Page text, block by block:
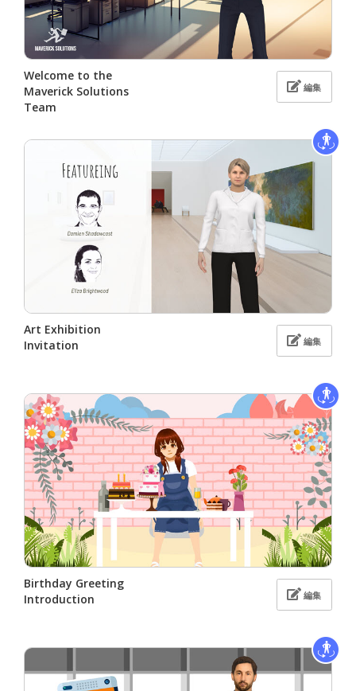
Welcome to the
Maverick Solutions
Team
編集
Art Exhibition
Invitation
編集
Birthday Greeting
Introduction
編集